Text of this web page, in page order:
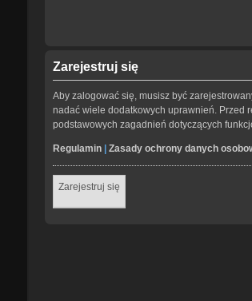
Zarejestruj się
Aby zalogować się, musisz być
nadać wiele dodatkowych uprawnień. Przed
podstawowych zagadnień dotyczących
Regulamin| Zasady ochrony danych
Zarejestruj się